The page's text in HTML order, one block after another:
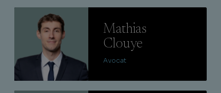
Mathias
Clouye
Avocat